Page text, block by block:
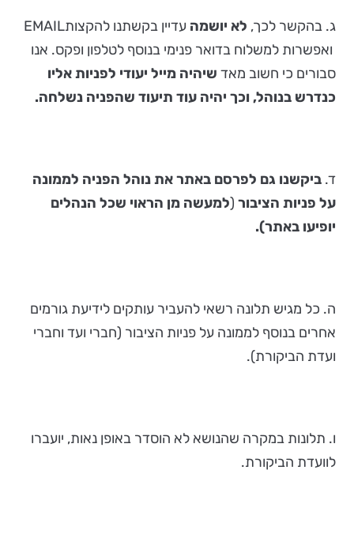
ג. בהקשר לכך, לא יושמה
ואפשרות למשלוח בדואר פנימי בנוסף לטלפון ופקס. אנו
סבורים כי חשוב מאד שיהיה מייל יעודי לפניות אליו
כנדרש בנוהל, וכך יהיה עוד תיעוד שהפניה נשלחה.
ד. ביקשנו גם לפרסם באתר את נוהל הפניה לממונה
על פניות הציבור (למעשה מן הראוי שכל הנהלים
יופיעו באתר).
ה. כל מגיש תלונה רשאי להעביר עותקים לידיעת גורמים
אחרים בנוסף לממונה על פניות הציבור (חברי ועד וחברי
ועדת הביקורת).
ו. תלונות במקרה שהנושא לא הוסדר באופן נאות, יועברו
לוועדת הביקורת.